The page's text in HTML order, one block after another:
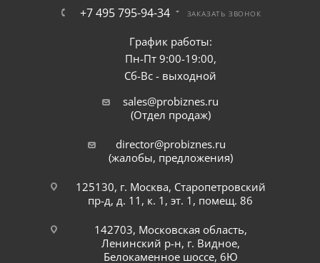
+7 495 795-94-34 ЗАКАЗАТЬ ЗВОНОК
График работы:
Пн-Пт 9:00-19:00,
Сб-Вс - выходной
sales@probiznes.ru
(Отдел продаж)
director@probiznes.ru
(жалобы, предложения)
125130, г. Москва, Старопетровский
пр-д, д. 11, к. 1, эт. 1, помещ. 86
142703, Московская область,
Ленинский р-н, г. Видное,
Белокаменное шоссе, 6Ю